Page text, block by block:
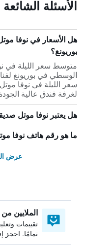
الأسئلة
بوريونغ؟
لغرفة فندق عالية
هل يعتبر نوفا موتل
ما هو رقم هاتف نوفا
عرض
الملايين
تقييمات
تمامًا. احجز